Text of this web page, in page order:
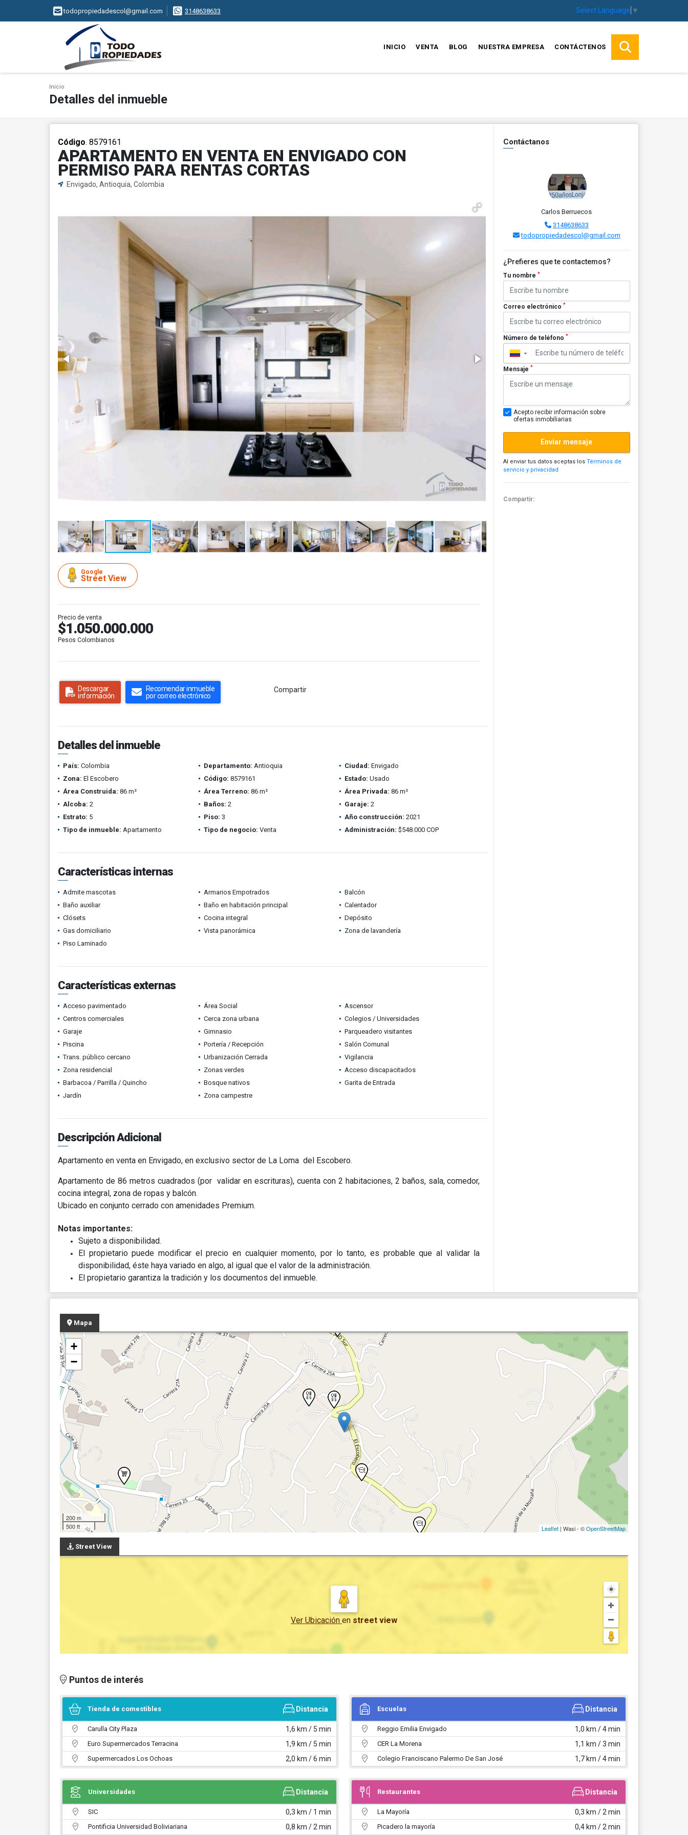
todopropiedadescol@gmail.com 3148638633 Select Language ▼
INICIO VENTA BLOG NUESTRA EMPRESA CONTÁCTENOS
Inicio
Detalles del inmueble
Código. 8579161
APARTAMENTO EN VENTA EN ENVIGADO CON
PERMISO PARA RENTAS CORTAS
Envigado, Antioquia, Colombia
Google
Street View
Precio de venta
$1.050.000.000
Pesos Colombianos
Descargar
información
Recomendar inmueble
por correo electrónico
Compartir
Detalles del inmueble
País: Colombia Departamento: Antioquia Ciudad: Envigado
Zona: El Escobero Código: 8579161 Estado: Usado
Área Construida: 86 m² Área Terreno: 86 m² Área Privada: 86 m²
Alcoba: 2 Baños: 2 Garaje: 2
Estrato: 5 Piso: 3 Año construcción: 2021
Tipo de inmueble: Apartamento Tipo de negocio: Venta Administración: $548.000 COP
Características internas
Admite mascotas Armarios Empotrados
Balcón
Baño auxiliar
Baño en habitación principal
Calentador
Clósets
Cocina integral
Depósito
Gas domiciliario
Vista panorámica
Zona de lavandería
Piso Laminado
Características externas
Acceso pavimentado Área Social
Ascensor
Centros comerciales
Cerca zona urbana
Colegios / Universidades
Garaje
Gimnasio
Parqueadero visitantes
Piscina
Portería / Recepción
Salón Comunal
Trans. público cercano
Urbanización Cerrada
Vigilancia
Zona residencial
Zonas verdes
Acceso discapacitados
Barbacoa / Parrilla / Quincho
Bosque nativos
Garita de Entrada
Jardín
Zona campestre
Descripción Adicional
Apartamento en venta en Envigado, en exclusivo sector de La Loma del Escobero.
Apartamento de 86 metros cuadrados (por validar en escrituras), cuenta con 2 habitaciones, 2 baños, sala, comedor,
cocina integral, zona de ropas y balcón.
Ubicado en conjunto cerrado con amenidades Premium.
Notas importantes:
Sujeto a disponibilidad.
El propietario puede modificar el precio en cualquier momento, por lo tanto, es probable que al validar la
disponibilidad, éste haya variado en algo, al igual que el valor de la administración.
El propietario garantiza la tradición y los documentos del inmueble.
Contáctanos
Carlos Berruecos
3148638633
todopropiedadescol@gmail.com
¿Prefieres que te contactemos?
Tu nombre *
Correo electrónico *
Número de teléfono *
▼
Mensaje *
Acepto recibir información sobre
ofertas inmobiliarias
Enviar mensaje
Al enviar tus datos aceptas los Términos de
servicio y privacidad
Compartir:
Mapa
+
−
200 m
500 ft
Leaflet | Wasi - ©OpenStreetMap
Street View
Ver Ubicación en street view
Puntos de interés
Tienda de comestibles Distancia
Carulla City Plaza 1,6 km / 5 min
Euro Supermercados Terracina 1,9 km / 5 min
Supermercados Los Ochoas 2,0 km / 6 min
Escuelas Distancia
Reggio Emilia Envigado 1,0 km / 4 min
CER La Morena 1,1 km / 3 min
Colegio Franciscano Palermo De San José 1,7 km / 4 min
Universidades Distancia
SIC 0,3 km / 1 min
Pontificia Universidad Boliviariana 0,8 km / 2 min
Restaurantes Distancia
La Mayoría 0,3 km / 2 min
Picadero la mayoría 0,4 km / 2 min